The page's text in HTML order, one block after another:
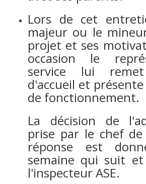
Lors de cet
majeur ou le
projet et ses
occasion le
service lui
d'accueil et
de fonctionnement.
La décision de
prise par le chef de
réponse est
semaine qui suit
l'inspecteur ASE.